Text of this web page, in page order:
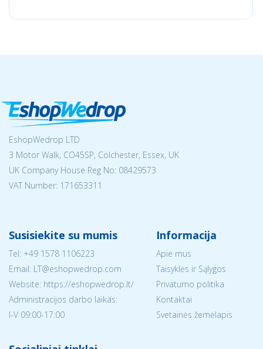
EshopWedrop LTD
3 Motor Walk, CO45SP, Colchester, Essex, UK
UK Company House Reg No: 08429573
VAT Number: 171653311
Susisiekite su mumis
Tel: +49 1578 1106223
Email: LT@eshopwedrop.com
Website: https://eshopwedrop.lt/
Administracijos darbo laikas:
I-V 09:00-17:00
Informacija
Apie mus
Taisyklės ir Sąlygos
Privatumo politika
Kontaktai
Svetainės žemėlapis